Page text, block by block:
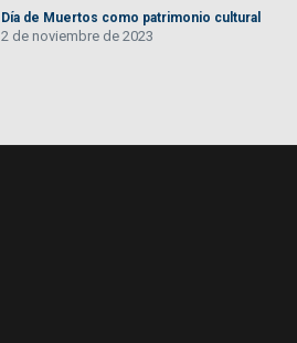
Día de Muertos como patrimonio cultural
2 de noviembre de 2023